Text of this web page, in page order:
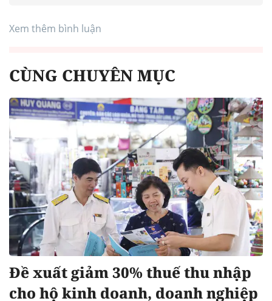
Xem thêm bình luận
CÙNG CHUYÊN MỤC
Đề xuất giảm 30% thuế thu nhập
cho hộ kinh doanh, doanh nghiệp